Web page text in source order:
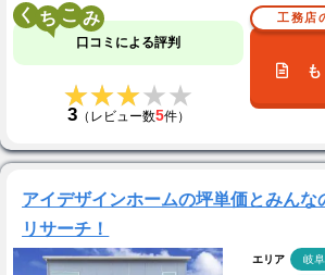
く こ
口コミによる評判
★★★★★
★★★★★
3（レビュー数5件）
工務店
アイデザインホームの坪単価とみんな
リサーチ！
エリア 岐阜